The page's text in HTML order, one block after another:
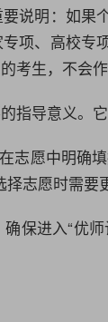
说明：如果
项、高校专
考生，不会
指导意义。它
志愿中明确
志愿时需要
保进入“优